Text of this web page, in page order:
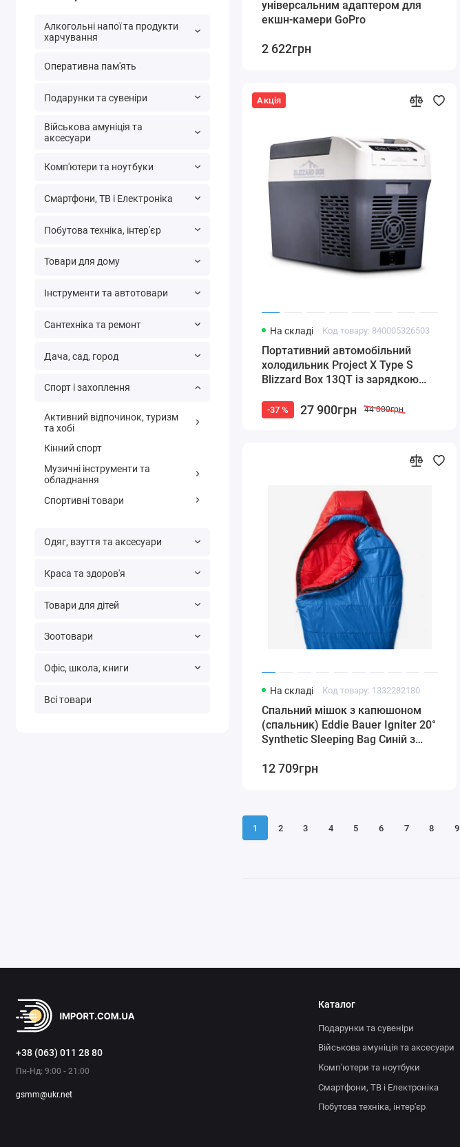
Алкогольні напої та продукти
харчування
Оперативна пам'ять
Подарунки та сувеніри
Військова амуніція та
аксесуари
Комп'ютери та ноутбуки
Смартфони, ТВ і Електроніка
Побутова техніка, інтер'єр
Товари для дому
Інструменти та автотовари
Сантехніка та ремонт
Дача, сад, город
Спорт і захоплення
Активний відпочинок, туризм
та хобі
Кінний спорт
Музичні інструменти та
обладнання
Спортивні товари
Одяг, взуття та аксесуари
Краса та здоров'я
Товари для дітей
Зоотовари
Офіс, школа, книги
Всі товари
універсальним адаптером для
екшн-камери GoPro
2 622грн
Акція
На складі Код товару: 840005326503
Портативний автомобільний
холодильник Project X Type S
Blizzard Box 13QT із зарядкою
-37 % 27 900грн 44 000грн
На складі Код товару: 1332282180
Спальний мішок з капюшоном
(спальник) Eddie Bauer Igniter 20°
Synthetic Sleeping Bag Синій з
12 709грн
1 2 3 4 5 6 7 8 9
+38 (063) 011 28 80
Пн-Нд: 9:00 - 21:00
gsmm@ukr.net
Каталог
Подарунки та сувеніри
Військова амуніція та аксесуари
Комп'ютери та ноутбуки
Смартфони, ТВ і Електроніка
Побутова техніка, інтер'єр